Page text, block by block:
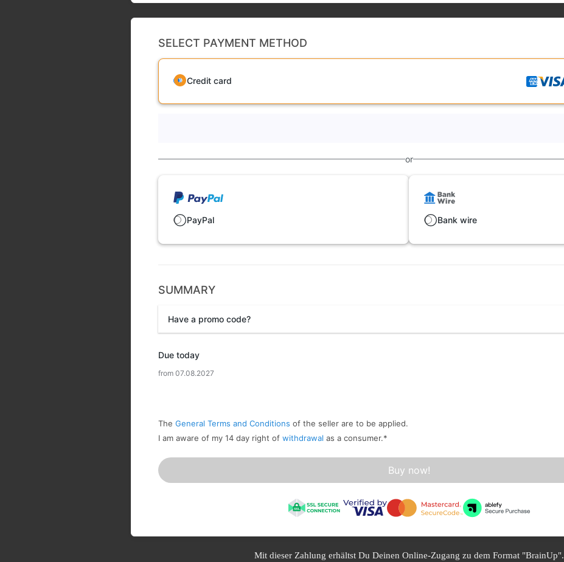
SELECT PAYMENT METHOD
Credit card
or
PayPal Bank wire
SUMMARY
Have a promo code?
Due today
from 07.08.2027
The General Terms and Conditions of the seller are to be applied.
I am aware of my 14 day right of withdrawal as a consumer.*
Buy now!
Mit dieser Zahlung erhältst Du Deinen Online-Zugang zu dem Format "BrainUp".